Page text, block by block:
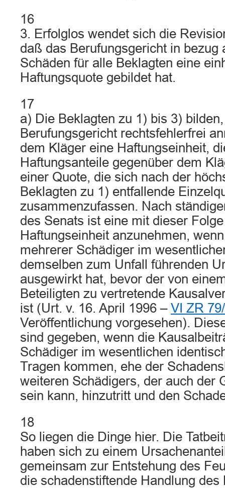
16
3. Erfolglos wendet sich die
daß das Berufungsgericht in bezug
Schäden für alle Beklagten eine
Haftungsquote gebildet hat.
17
a) Die Beklagten zu 1) bis 3)
Berufungsgericht rechtsfehlerfrei
dem Kläger eine Haftungseinheit,
Haftungsanteile gegenüber dem
einer Quote, die sich nach der
Beklagten zu 1) entfallende
zusammenzufassen. Nach
des Senats ist eine mit dieser
Haftungseinheit anzunehmen,
mehrerer Schädiger im
demselben zum Unfall führenden
ausgewirkt hat, bevor der von
Beteiligten zu vertretende
ist (Urt. v. 16. April 1996 – VI ZR
Veröffentlichung vorgesehen).
sind gegeben, wenn die
Schädiger im wesentlichen
Tragen kommen, ehe der
weiteren Schädigers, der auch der
sein kann, hinzutritt und den
18
So liegen die Dinge hier. Die
haben sich zu einem
gemeinsam zur Entstehung des
die schadenstiftende Handlung